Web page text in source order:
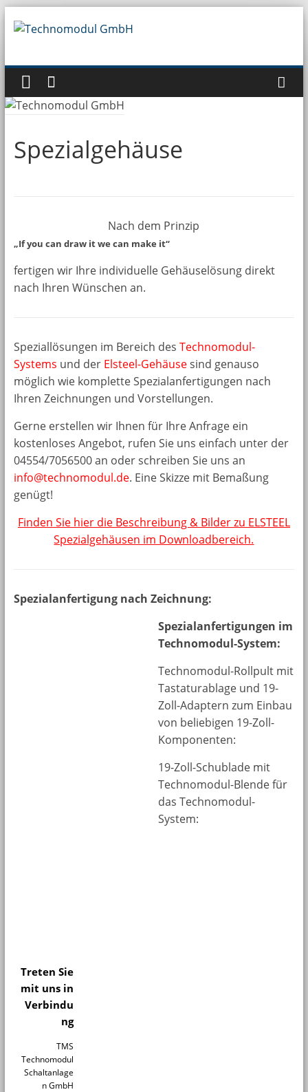
Inhalt
GmbH
Spezialgehäuse
Nach dem Prinzip
„If you can draw it we can make it“
fertigen wir Ihre individuelle Gehäuselösung direkt
nach Ihren Wünschen an.
Speziallösungen im Bereich des Technomodul-
Systems und der Elsteel-Gehäusesind genauso
möglich wie komplette Spezialanfertigungen nach
Ihren Zeichnungen und Vorstellungen.
Gerne erstellen wir Ihnen für Ihre Anfrage ein
kostenloses Angebot, rufen Sie uns einfach unter der
04554/7056500 an oder schreiben Sie uns an
info@technomodul.de. Eine Skizze mit Bemaßung
genügt!
Finden Sie hier die Beschreibung & Bilder zu ELSTEEL
Spezialgehäusen im Downloadbereich.
Spezialanfertigung nach Zeichnung:
Spezialanfertigungen im
Technomodul-System:
Technomodul-Rollpult mit
Tastaturablage und 19-
Zoll-Adaptern zum Einbau
von beliebigen 19-Zoll-
Komponenten:
19-Zoll-Schublade mit
Technomodul-Blende für
das Technomodul-
System:
Treten Sie
mit uns in
Verbindu
ng
TMS
Technomodul
Schaltanlage
n GmbH